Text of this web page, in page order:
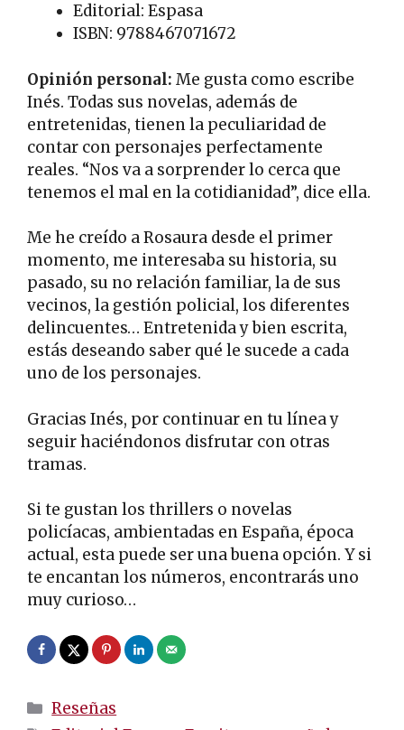
Editorial: Espasa
ISBN: 9788467071672
Opinión personal: Me gusta como escribe
Inés. Todas sus novelas, además de
entretenidas, tienen la peculiaridad de
contar con personajes perfectamente
reales. “Nos va a sorprender lo cerca que
tenemos el mal en la cotidianidad”, dice ella.
Me he creído a Rosaura desde el primer
momento, me interesaba su historia, su
pasado, su no relación familiar, la de sus
vecinos, la gestión policial, los diferentes
delincuentes… Entretenida y bien escrita,
estás deseando saber qué le sucede a cada
uno de los personajes.
Gracias Inés, por continuar en tu línea y
seguir haciéndonos disfrutar con otras
tramas.
Si te gustan los thrillers o novelas
policíacas, ambientadas en España, época
actual, esta puede ser una buena opción. Y si
te encantan los números, encontrarás uno
muy curioso…
Categorías
Reseñas